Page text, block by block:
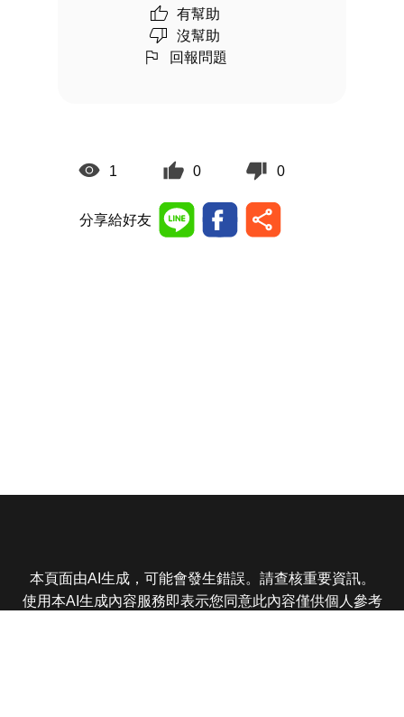
有幫助
沒幫助
回報問題
1 0 0
分享給好友
本頁面由AI生成，可能會發生錯誤。請查核重要資訊。
使用本AI生成內容服務即表示您同意此內容僅供個人參考